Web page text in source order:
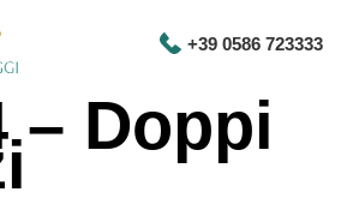
+39 0586 723333
– Doppi